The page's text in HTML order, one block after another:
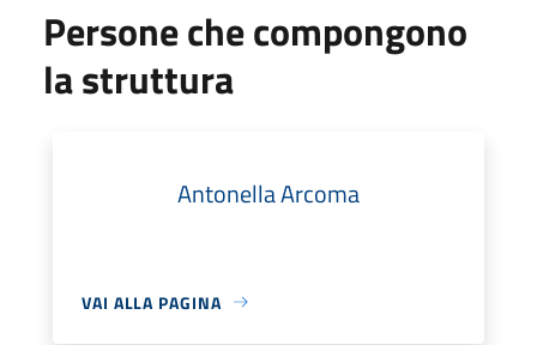
Persone che compongono
la struttura
Antonella Arcoma
VAI ALLA PAGINA